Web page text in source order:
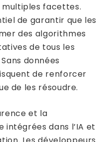
facettes.
de garantir que les
des algorithmes
de tous les
données
de renforcer
de les résoudre.
et la
dans l’IA et